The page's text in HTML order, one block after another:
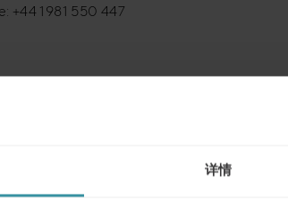
详情
+44 1981 550 447
浏览下一个